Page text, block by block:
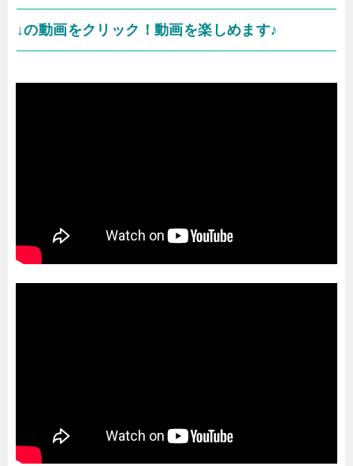
↓の動画をクリック！動画を楽しめます♪